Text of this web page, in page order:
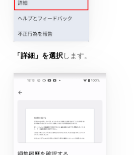
「詳細」を選択 します。